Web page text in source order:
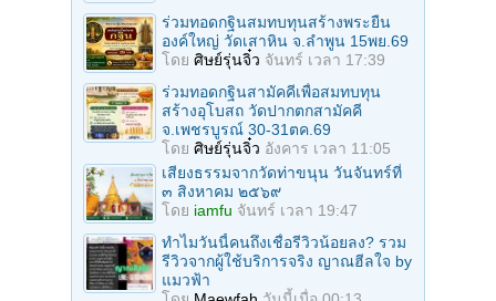
ร่วมทอดกฐินสมทบทุนสร้างพระยืน
องค์ใหญ่ วัดเสาหิน จ.ลําพูน 15พย.69
โดย ศิษย์รุ่นจิ๋ว จันทร์ เวลา 17:39
ร่วมทอดกฐินสามัคคีเพื่อสมทบทุน
สร้างอุโบสถ วัดปากตกสามัคคี
จ.เพชรบูรณ์ 30-31ตค.69
โดย ศิษย์รุ่นจิ๋ว อังคาร เวลา 11:05
เสียงธรรมจากวัดท่าขนุน วันจันทร์ที่
๓ สิงหาคม ๒๕๖๙
โดย iamfu จันทร์ เวลา 19:47
ทำไมวันนี้คนถึงเชื่อรีวิวน้อยลง? รวม
รีวิวจากผู้ใช้บริการจริง ญาณฮีลใจ by
แมวฟ้า